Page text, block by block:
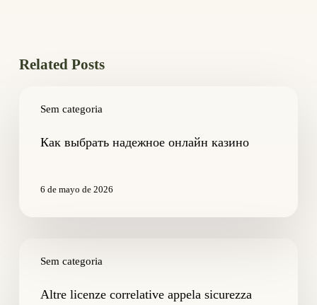
Related Posts
Sem categoria
выбрать
онлайнКак выбрать надежное онлайн казино
6 de mayo de 2026
Sem categoria
licenze
appelaAltre licenze correlative appela sicurezza